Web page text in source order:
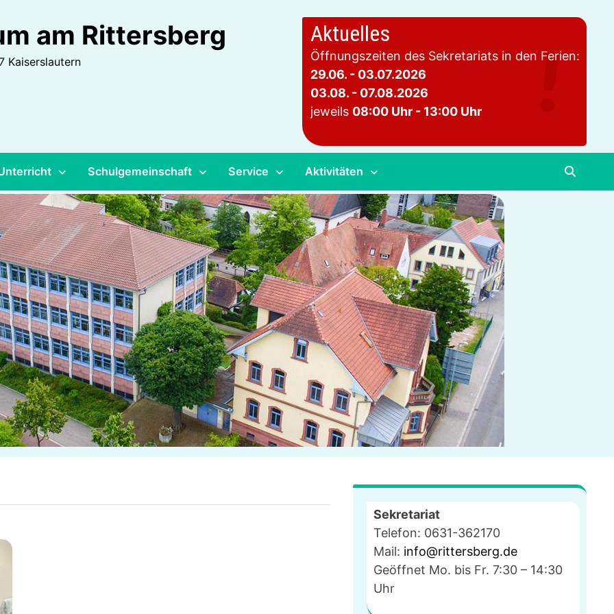
am Rittersberg
Kaiserslautern
Aktuelles
Öffnungszeiten des Sekretariats in den Ferien:
29.06. - 03.07.2026
03.08. - 07.08.2026
jeweils 08:00 Uhr - 13:00 Uhr
Schulgemeinschaft Service Aktivitäten
Sekretariat
Telefon: 0631-362170
Mail: info@rittersberg.de
Geöffnet Mo. bis Fr. 7:30 – 14:30
Uhr